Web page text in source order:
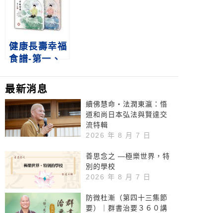
◆
健康長壽幸福
食譜-第一、
最新消息
續佛慧命‧法潤東瀛：悟
道和尚日本弘法與賢達交
流特輯
2026 年 8 月 7 日
善思念之 —極樂世界，特
別的學校
2026 年 8 月 7 日
防微杜漸（第四十三集節
要）｜群書治要３６０講